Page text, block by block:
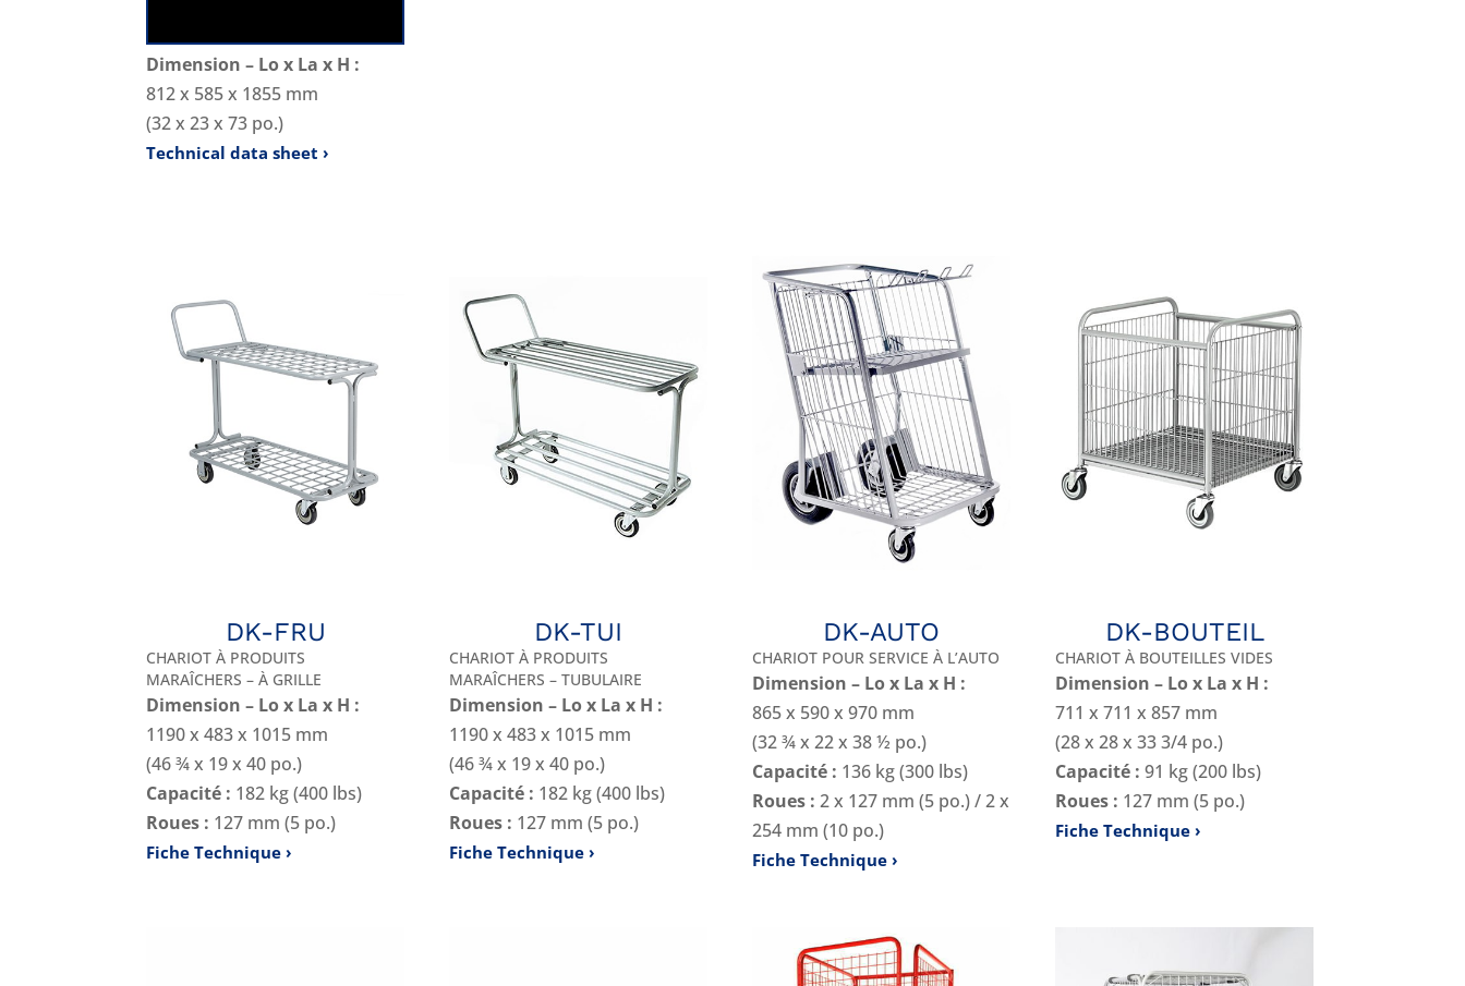
Dimension – Lo x La x H :
812 x 585 x 1855 mm
(32 x 23 x 73 po.)
Technical data sheet
DK-FRU
CHARIOT À PRODUITS
MARAÎCHERS – À GRILLE
Dimension – Lo x La x H :
1190 x 483 x 1015 mm
(46 ¾ x 19 x 40 po.)
Capacité : 182 kg (400 lbs)
Roues : 127 mm (5 po.)
Fiche Technique
DK-TUI
CHARIOT À PRODUITS
MARAÎCHERS – TUBULAIRE
Dimension – Lo x La x H :
1190 x 483 x 1015 mm
(46 ¾ x 19 x 40 po.)
Capacité : 182 kg (400 lbs)
Roues : 127 mm (5 po.)
Fiche Technique
DK-AUTO
CHARIOT POUR SERVICE À L’AUTO
Dimension – Lo x La x H :
865 x 590 x 970 mm
(32 ¾ x 22 x 38 ½ po.)
Capacité : 136 kg (300 lbs)
Roues : 2 x 127 mm (5 po.) / 2 x
254 mm (10 po.)
Fiche Technique
DK-BOUTEIL
CHARIOT À BOUTEILLES VIDES
Dimension – Lo x La x H :
711 x 711 x 857 mm
(28 x 28 x 33 3/4 po.)
Capacité : 91 kg (200 lbs)
Roues : 127 mm (5 po.)
Fiche Technique